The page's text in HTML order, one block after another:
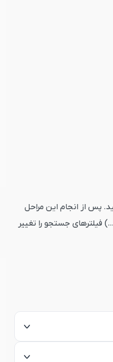
کنید. پس از انجام این مراحل
فیلترهای جستجو را تغییر